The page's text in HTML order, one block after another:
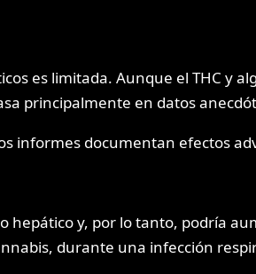
es limitada. Aunque el THC y
principalmente en datos
informes documentan efectos
hepático y, por lo tanto, podría
durante una infección